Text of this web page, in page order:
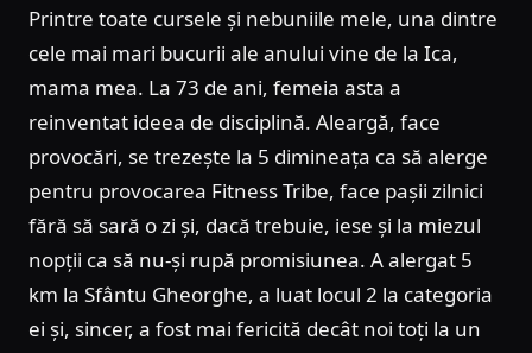
Printre toate cursele și nebuniile mele, una dintre
cele mai mari bucurii ale anului vine de la Ica,
mama mea. La 73 de ani, femeia asta a
reinventat ideea de disciplină. Aleargă, face
provocări, se trezește la 5 dimineața ca să alerge
pentru provocarea Fitness Tribe, face pașii zilnici
fără să sară o zi și, dacă trebuie, iese și la miezul
nopții ca să nu-și rupă promisiunea. A alergat 5
km la Sfântu Gheorghe, a luat locul 2 la categoria
ei și, sincer, a fost mai fericită decât noi toți la un